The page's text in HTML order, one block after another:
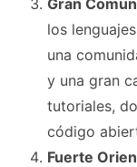
Gran
los
una
y una gran
tutoriales,
código
Fuerte